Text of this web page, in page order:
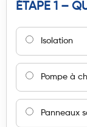
ÉTAPE 1 –
Isolation
Pompe à
Panneaux